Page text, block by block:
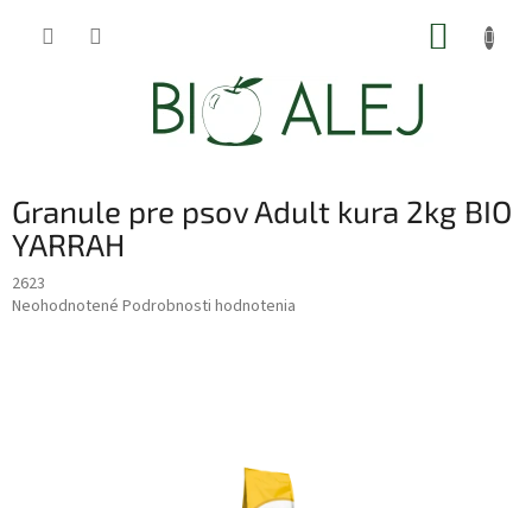
Granule pre psov Adult kura 2kg BIO
YARRAH
2623
Priemerné
Neohodnotené Podrobnosti hodnotenia